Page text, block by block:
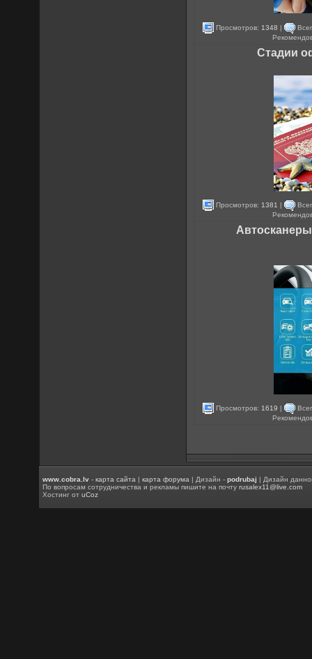
Просмотров: 1348 |
Стадии
Просмотров: 1381 |
Просмотров: 1619 |
www.cobra.lv -карта сайта |карта форума | Дизайн -podrubaj | Дизайн
По вопросам сотрудничества и рекламы пишите на почтуrusalex11@live.com
Хостинг отuCoz